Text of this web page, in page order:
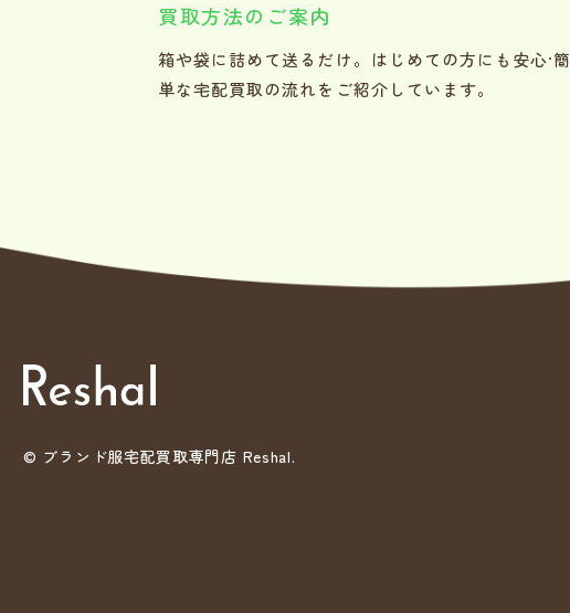
買取方法のご案内
箱や袋に詰めて送るだけ。はじめての方にも安心·簡
単な宅配買取の流れをご紹介しています。
© ブランド服宅配買取専門店 Reshal.